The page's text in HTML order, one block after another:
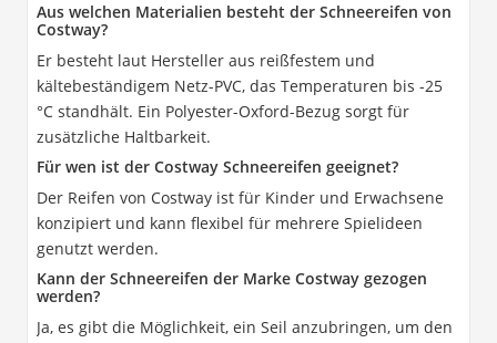
Aus welchen Materialien besteht der Schneereifen von
Costway?
Er besteht laut Hersteller aus reißfestem und
kältebeständigem Netz-PVC, das Temperaturen bis -25
°C standhält. Ein Polyester-Oxford-Bezug sorgt für
zusätzliche Haltbarkeit.
Für wen ist der Costway Schneereifen geeignet?
Der Reifen von Costway ist für Kinder und Erwachsene
konzipiert und kann flexibel für mehrere Spielideen
genutzt werden.
Kann der Schneereifen der Marke Costway gezogen
werden?
Ja, es gibt die Möglichkeit, ein Seil anzubringen, um den